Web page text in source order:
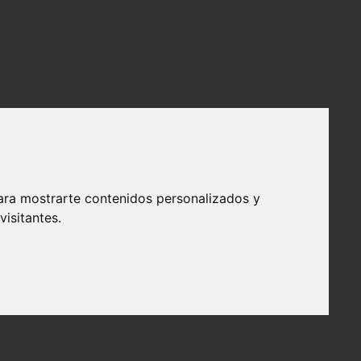
mostrarte contenidos personalizados y